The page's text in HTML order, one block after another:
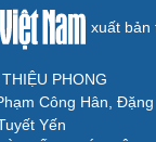
xuất bản
PHONG
Công Hân,
Yến